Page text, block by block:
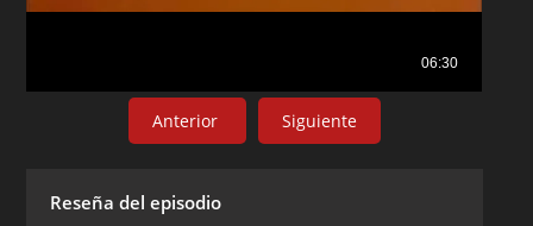
Anterior Siguiente
Reseña del episodio